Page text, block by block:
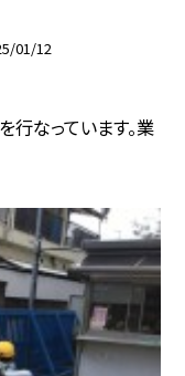
01/12
行なっています。業